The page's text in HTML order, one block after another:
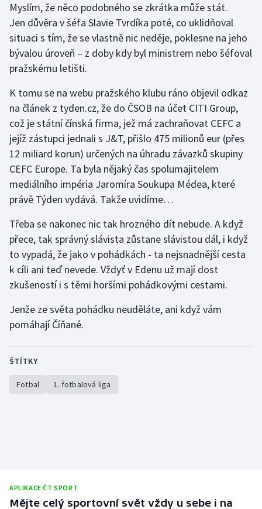
Volejbal
Ostatní
Myslím, že něco podobného se zkrátka může stát.
Jen důvěra v šéfa Slavie Tvrdíka poté, co uklidňoval
situaci s tím, že se vlastně nic neděje, poklesne na jeho
bývalou úroveň – z doby kdy byl ministrem nebo šéfoval
pražskému letišti.
K tomu se na webu pražského klubu ráno objevil odkaz
na článek z tyden.cz, že do ČSOB na účet CITI Group,
což je státní čínská firma, jež má zachraňovat CEFC a
jejíž zástupci jednali s J&T, přišlo 475 milionů eur (přes
12 miliard korun) určených na úhradu závazků skupiny
CEFC Europe. Ta byla nějaký čas spolumajitelem
mediálního impéria Jaromíra Soukupa Médea, které
právě Týden vydává. Takže uvidíme…
Třeba se nakonec nic tak hrozného dít nebude. A když
přece, tak správný slávista zůstane slávistou dál, i když
to vypadá, že jako v pohádkách - ta nejsnadnější cesta
k cíli ani teď nevede. Vždyť v Edenu už mají dost
zkušeností i s těmi horšími pohádkovými cestami.
Jenže ze světa pohádku neuděláte, ani když vám
pomáhají Číňané.
ŠTÍTKY
Fotbal 1. fotbalová liga
APLIKACE ČT SPORT
Mějte celý sportovní svět vždy u sebe i na